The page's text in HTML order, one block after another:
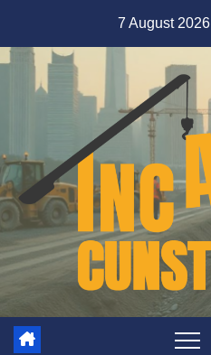
content
7 August 2026